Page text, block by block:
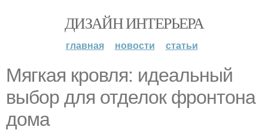
ДИЗАЙН ИНТЕРЬЕРА
главная новости статьи
Мягкая кровля: идеальный
выбор для отделок фронтона
дома